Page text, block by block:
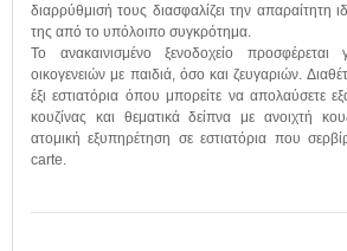
διαρρύθμισή τους διασφαλίζει την απαραίτητη
της από το υπόλοιπο συγκρότημα.
Το ανακαινισμένο ξενοδοχείο
οικογενειών με παιδιά, όσο και ζευγαριών.
έξι εστιατόρια όπου μπορείτε να απολαύσετε
κουζίνας και θεματικά δείπνα με ανοιχτή
ατομική εξυπηρέτηση σε εστιατόρια που
carte.